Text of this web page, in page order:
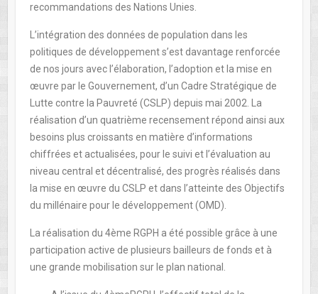
recommandations des Nations Unies.
L’intégration des données de population dans les
politiques de développement s’est davantage renforcée
de nos jours avec l’élaboration, l’adoption et la mise en
œuvre par le Gouvernement, d’un Cadre Stratégique de
Lutte contre la Pauvreté (CSLP) depuis mai 2002. La
réalisation d’un quatrième recensement répond ainsi aux
besoins plus croissants en matière d’informations
chiffrées et actualisées, pour le suivi et l’évaluation au
niveau central et décentralisé, des progrès réalisés dans
la mise en œuvre du CSLP et dans l’atteinte des Objectifs
du millénaire pour le développement (OMD).
La réalisation du 4ème RGPH a été possible grâce à une
participation active de plusieurs bailleurs de fonds et à
une grande mobilisation sur le plan national.